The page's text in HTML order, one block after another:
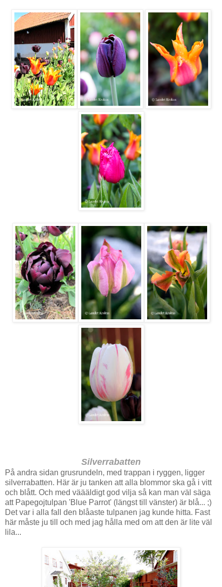
Silverrabatten
På andra sidan grusrundeln, med trappan i ryggen, ligger
silverrabatten. Här är ju tanken att alla blommor ska gå i vitt
och blått. Och med väääldigt god vilja så kan man väl säga
att Papegojtulpan 'Blue Parrot' (längst till vänster) är blå... ;)
Det var i alla fall den blåaste tulpanen jag kunde hitta. Fast
här måste ju till och med jag hålla med om att den är lite väl
lila...